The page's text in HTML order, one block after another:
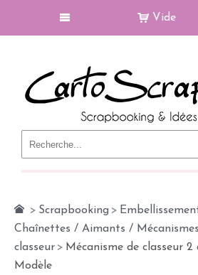
Vide
> Scrapbooking >
Chaînettes / Aimants / Mécanismes
classeur > Mécanisme de classeur
Modèle